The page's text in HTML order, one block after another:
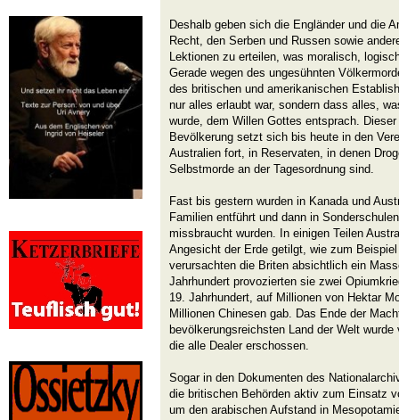
Deshalb geben sich die Engländer und die
Recht, den Serben und Russen sowie
Lektionen zu erteilen, was moralisch,
Gerade wegen des ungesühnten
des britischen und amerikanischen
nur alles erlaubt war, sondern dass alles,
wurde, dem Willen Gottes entsprach.
Bevölkerung setzt sich bis heute in den
Australien fort, in Reservaten, in denen
Selbstmorde an der Tagesordnung sind.
Fast bis gestern wurden in Kanada und
Familien entführt und dann in
missbraucht wurden. In einigen Teilen
Angesicht der Erde getilgt, wie zum
verursachten die Briten absichtlich ein
Jahrhundert provozierten sie zwei
19. Jahrhundert, auf Millionen von Hektar
Millionen Chinesen gab. Das Ende der
bevölkerungsreichsten Land der Welt
die alle Dealer erschossen.
Sogar in den Dokumenten des
die britischen Behörden aktiv zum Einsatz
um den arabischen Aufstand in